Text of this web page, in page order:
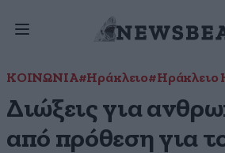
ΚΟΙΝΩΝΙΑ#Ηράκλειο#Ηράκλειο
Διώξεις για
από πρόθεση για